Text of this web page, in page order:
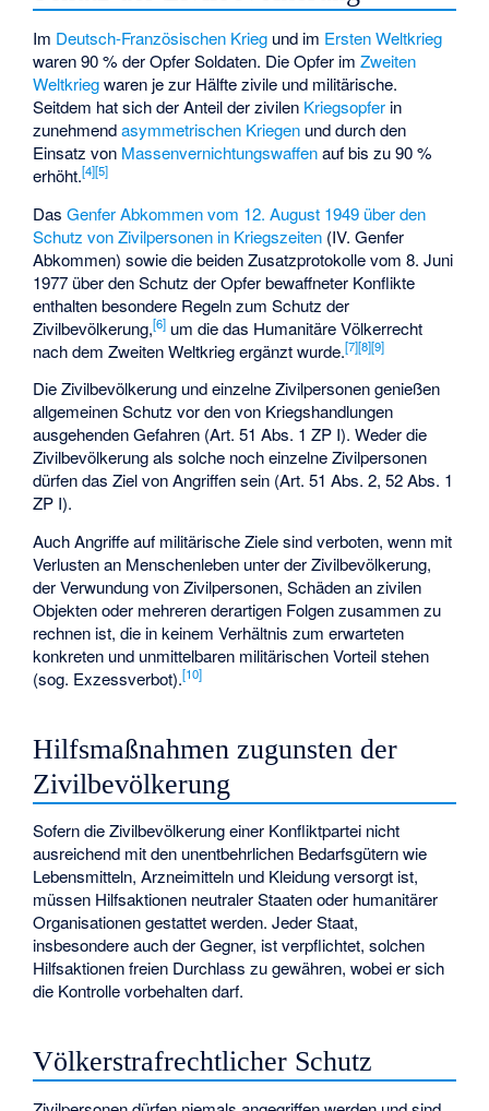
Im Deutsch-Französischen Krieg und im Ersten Weltkrieg
waren 90 % der Opfer Soldaten. Die Opfer imZweiten
Weltkriegwaren je zur Hälfte zivile und militärische.
Seitdem hat sich der Anteil der zivilen Kriegsopfer in
zunehmendasymmetrischen Kriegen und durch den
Einsatz von Massenvernichtungswaffenauf bis zu 90 %
erhöht.[4][5]
DasGenfer Abkommen vom 12. August 1949 über den
Schutz von Zivilpersonen in Kriegszeiten (IV. Genfer
Abkommen) sowie die beiden Zusatzprotokolle vom 8. Juni
1977 über den Schutz der Opfer bewaffneter Konflikte
enthalten besondere Regeln zum Schutz der
Zivilbevölkerung,[6] um die das Humanitäre Völkerrecht
nach dem Zweiten Weltkrieg ergänzt wurde.[7][8][9]
Die Zivilbevölkerung und einzelne Zivilpersonen genießen
allgemeinen Schutz vor den von Kriegshandlungen
ausgehenden Gefahren (Art. 51 Abs. 1 ZP I). Weder die
Zivilbevölkerung als solche noch einzelne Zivilpersonen
dürfen das Ziel von Angriffen sein (Art. 51 Abs. 2, 52 Abs. 1
ZP I).
Auch Angriffe auf militärische Ziele sind verboten, wenn mit
Verlusten an Menschenleben unter der Zivilbevölkerung,
der Verwundung von Zivilpersonen, Schäden an zivilen
Objekten oder mehreren derartigen Folgen zusammen zu
rechnen ist, die in keinem Verhältnis zum erwarteten
konkreten und unmittelbaren militärischen Vorteil stehen
(sog. Exzessverbot).[10]
Hilfsmaßnahmen zugunsten der
Zivilbevölkerung
Sofern die Zivilbevölkerung einer Konfliktpartei nicht
ausreichend mit den unentbehrlichen Bedarfsgütern wie
Lebensmitteln, Arzneimitteln und Kleidung versorgt ist,
müssen Hilfsaktionen neutraler Staaten oder humanitärer
Organisationen gestattet werden. Jeder Staat,
insbesondere auch der Gegner, ist verpflichtet, solchen
Hilfsaktionen freien Durchlass zu gewähren, wobei er sich
die Kontrolle vorbehalten darf.
Völkerstrafrechtlicher Schutz